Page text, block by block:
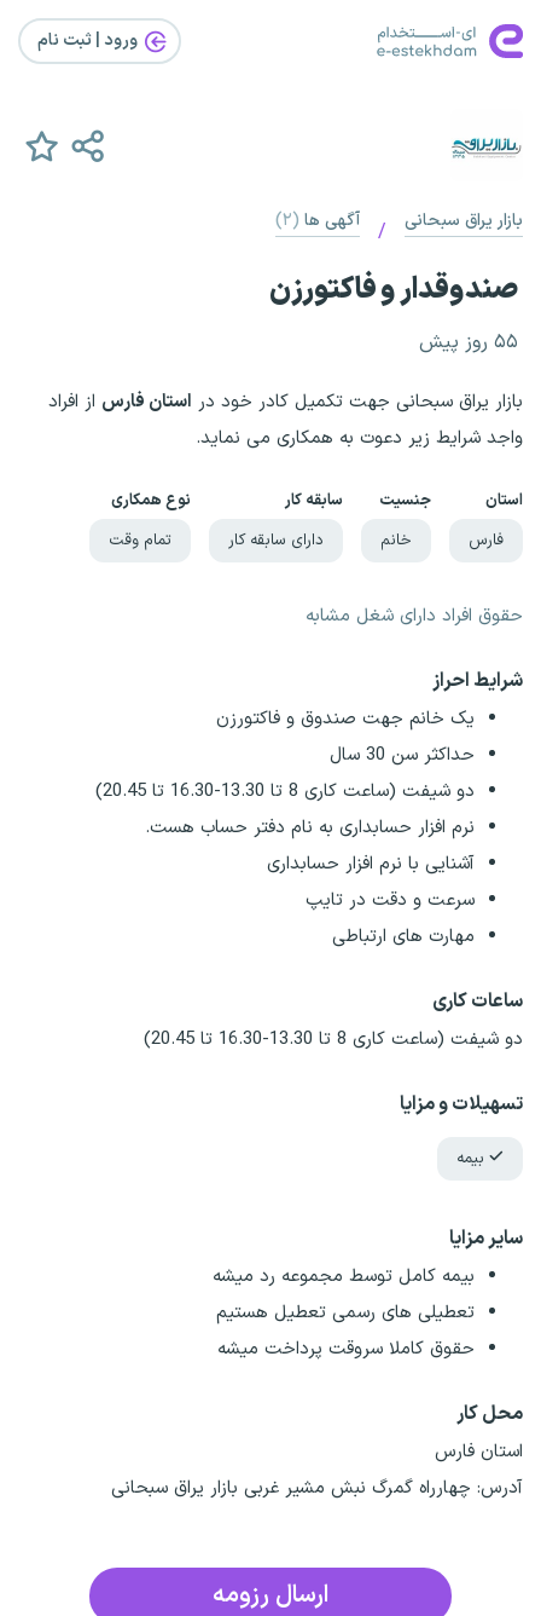
ورود | ثبت‌ نام
بازار یراق سبحانی / آگهی ها (۲)
صندوقدار و فاکتورزن
۵۵ روز پیش
بازار یراق سبحانی جهت تکمیل کادر خود در استان فارس از افراد
واجد شرایط زیر دعوت به همکاری می نماید.
استان
فارس
جنسیت
خانم
سابقه کار
دارای سابقه کار
نوع همکاری
تمام وقت
حقوق افراد دارای شغل مشابه
شرایط احراز
یک خانم جهت صندوق و فاکتورزن
حداکثر سن 30 سال
دو شیفت (ساعت کاری 8 تا 13.30-16.30 تا 20.45)
نرم افزار حسابداری به نام دفتر حساب هست.
آشنایی با نرم افزار حسابداری
سرعت و دقت در تایپ
مهارت های ارتباطی
ساعات کاری
دو شیفت (ساعت کاری 8 تا 13.30-16.30 تا 20.45)
تسهیلات و مزایا
بیمه
سایر مزایا
بیمه کامل توسط مجموعه رد میشه
تعطیلی های رسمی تعطیل هستیم
حقوق کاملا سروقت پرداخت میشه
محل کار
استان فارس
آدرس: چهارراه گمرگ نبش مشیر غربی بازار یراق سبحانی
ارسال رزومه